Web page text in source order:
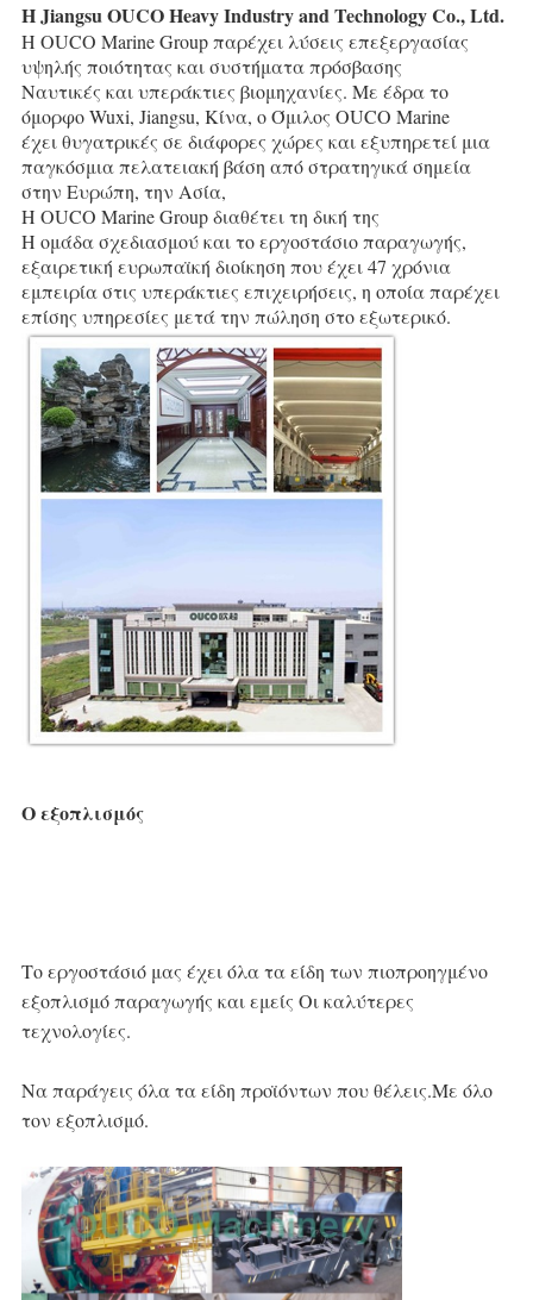
Η Jiangsu OUCO Heavy Industry and Technology Co., Ltd.
Η OUCO Marine Group παρέχει λύσεις επεξεργασίας
υψηλής ποιότητας και συστήματα πρόσβασης
Ναυτικές και υπεράκτιες βιομηχανίες. Με έδρα το
όμορφο Wuxi, Jiangsu, Κίνα, ο Όμιλος OUCO Marine
έχει θυγατρικές σε διάφορες χώρες και εξυπηρετεί μια
παγκόσμια πελατειακή βάση από στρατηγικά σημεία
στην Ευρώπη, την Ασία,
Η OUCO Marine Group διαθέτει τη δική της
Η ομάδα σχεδιασμού και το εργοστάσιο παραγωγής,
εξαιρετική ευρωπαϊκή διοίκηση που έχει 47 χρόνια
εμπειρία στις υπεράκτιες επιχειρήσεις, η οποία παρέχει
επίσης υπηρεσίες μετά την πώληση στο εξωτερικό.
Ο εξοπλισμός
Το εργοστάσιό μας έχει όλα τα είδη των πιοπροηγμένο
εξοπλισμό παραγωγής και εμείς Οι καλύτερες
τεχνολογίες.
Να παράγεις όλα τα είδη προϊόντων που θέλεις.Με όλο
τον εξοπλισμό.